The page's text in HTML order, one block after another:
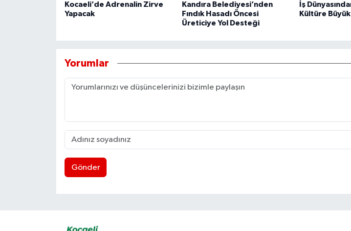
Kocaeli’de Adrenalin Zirve
Yapacak
Kandıra Belediyesi’nden
Fındık Hasadı Öncesi
Üreticiye Yol Desteği
İş
Kültüre
Yorumlar
Gönder